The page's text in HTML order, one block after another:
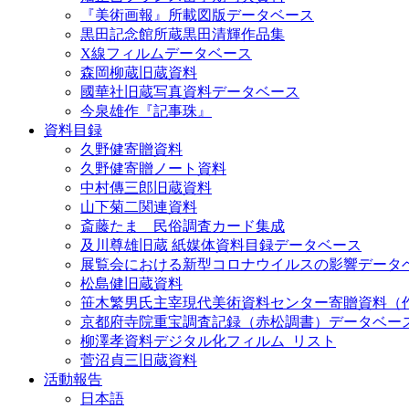
『美術画報』所載図版データベース
黒田記念館所蔵黒田清輝作品集
X線フィルムデータベース
森岡柳蔵旧蔵資料
國華社旧蔵写真資料データベース
今泉雄作『記事珠』
資料目録
久野健寄贈資料
久野健寄贈ノート資料
中村傳三郎旧蔵資料
山下菊二関連資料
斎藤たま 民俗調査カード集成
及川尊雄旧蔵 紙媒体資料目録データベース
展覧会における新型コロナウイルスの影響データ
松島健旧蔵資料
笹木繁男氏主宰現代美術資料センター寄贈資料（
京都府寺院重宝調査記録（赤松調書）データベー
柳澤孝資料デジタル化フィルム_リスト
菅沼貞三旧蔵資料
活動報告
日本語